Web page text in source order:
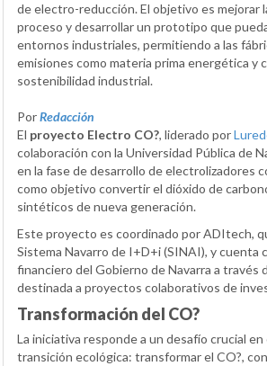
de electro-reducción. El objetivo es mejorar
proceso y desarrollar un prototipo que
entornos industriales, permitiendo a las
emisiones como materia prima energética y
sostenibilidad industrial.
PorRedacción
El proyecto Electro CO?, liderado por
colaboración con la Universidad Pública de
en la fase de desarrollo de electrolizadores
como objetivo convertir el dióxido de
sintéticos de nueva generación.
Este proyecto es coordinado por ADItech,
Sistema Navarro de I+D+i (SINAI), y cuenta
financiero del Gobierno de Navarra a través
destinada a proyectos colaborativos de
Transformación del CO?
La iniciativa responde a un desafío crucial en
transición ecológica: transformar el CO?,